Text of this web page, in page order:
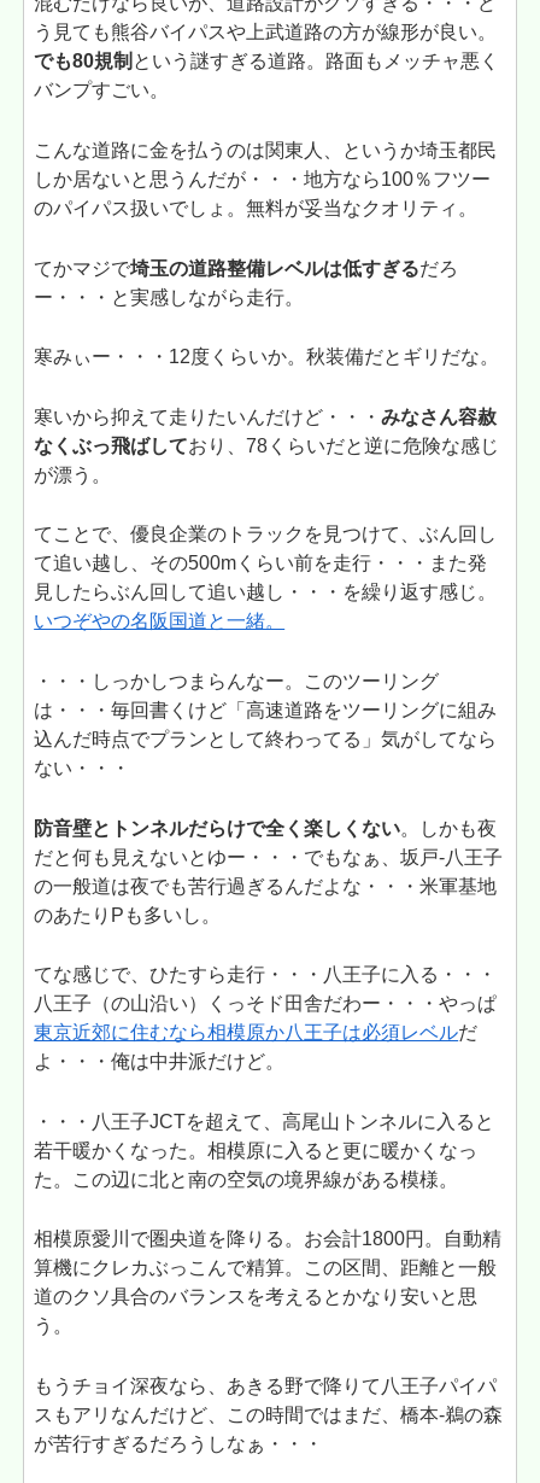
う見ても熊谷バイパスや上武道路の方が線形が良い。
でも80規制 という謎すぎる道路。路面もメッチャ悪く
バンプすごい。
こんな道路に金を払うのは関東人、というか埼玉都民
しか居ないと思うんだが・・・地方なら100％フツー
のパイパス扱いでしょ。無料が妥当なクオリティ。
てかマジで埼玉の道路整備レベルは低すぎるだろ
ー・・・と実感しながら走行。
寒みぃー・・・12度くらいか。秋装備だとギリだな。
寒いから抑えて走りたいんだけど・・・みなさん容赦
なくぶっ飛ばしており、78くらいだと逆に危険な感じ
が漂う。
てことで、優良企業のトラックを見つけて、ぶん回し
て追い越し、その500mくらい前を走行・・・また発
見したらぶん回して追い越し・・・を繰り返す感じ。
いつぞやの名阪国道と一緒。
・・・しっかしつまらんなー。このツーリング
は・・・毎回書くけど「高速道路をツーリングに組み
込んだ時点でプランとして終わってる」気がしてなら
ない・・・
防音壁とトンネルだらけで全く楽しくない。しかも夜
だと何も見えないとゆー・・・でもなぁ、坂戸-八王子
の一般道は夜でも苦行過ぎるんだよな・・・米軍基地
のあたりPも多いし。
てな感じで、ひたすら走行・・・八王子に入る・・・
八王子（の山沿い）くっそド田舎だわー・・・やっぱ
東京近郊に住むなら相模原か八王子は必須レベルだ
よ・・・俺は中井派だけど。
・・・八王子JCTを超えて、高尾山トンネルに入ると
若干暖かくなった。相模原に入ると更に暖かくなっ
た。この辺に北と南の空気の境界線がある模様。
相模原愛川で圏央道を降りる。お会計1800円。自動精
算機にクレカぶっこんで精算。この区間、距離と一般
道のクソ具合のバランスを考えるとかなり安いと思
う。
もうチョイ深夜なら、あきる野で降りて八王子パイパ
スもアリなんだけど、この時間ではまだ、橋本-鵜の森
が苦行すぎるだろうしなぁ・・・